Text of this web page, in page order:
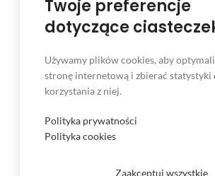
INFORMACJE
Czas i koszt dostawy
Formy płatności
Twoje preferencje
dotyczące
Używamy plików cookies, aby
stronę internetową i zbierać statystyki
korzystania z niej.
Polityka prywatności
Polityka cookies
Zaakceptuj wszystkie